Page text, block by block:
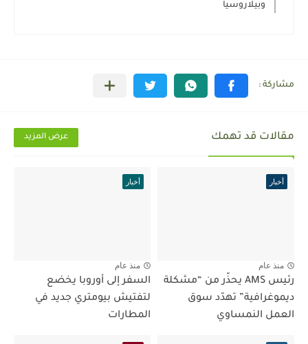
وبيلاروسيا
مقالات قد تهمك عرض المزيد
أخبار
منذ عام
رئيس AMS يحذّر من “مشكلة
ديموغرافية” تهدّد سوق
العمل النمساوي
أخبار
منذ عام
السفر إلى أوروبا يخضع
لتفتيش بيومتري جديد في
المطارات